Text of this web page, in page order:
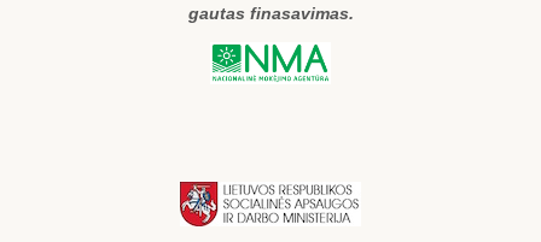
gautas finasavimas.